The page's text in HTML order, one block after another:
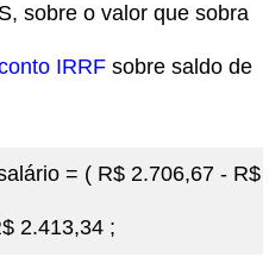
sobre o valor que sobra
IRRF sobre saldo de
= ( R$ 2.706,67 - R$
2.413,34 ;